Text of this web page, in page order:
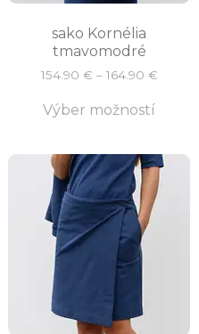
sako Kornélia
tmavomodré
154.90 € – 164.90 €
Výber možností